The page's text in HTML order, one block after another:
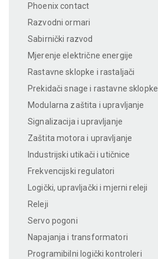
Phoenix contact
Razvodni ormari
Sabirnički razvod
Mjerenje električne energije
Rastavne sklopke i rastaljači
Prekidači snage i rastavne sklopke
Modularna zaštita i upravljanje
Signalizacija i upravljanje
Zaštita motora i upravljanje
Industrijski utikači i utičnice
Frekvencijski regulatori
Logički, upravljački i mjerni releji
Releji
Servo pogoni
Napajanja i transformatori
Programibilni logički kontroleri